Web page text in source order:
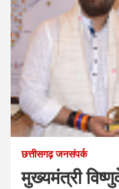
छत्तीसगढ़ जनसंपर्क
मुख्यमंत्री